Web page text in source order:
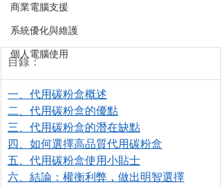
商業電腦支援
系統優化與維護
個人電腦使用
目錄：
一、代用碳粉盒概述
二、代用碳粉盒的優點
三、代用碳粉盒的潛在缺點
四、如何選擇高品質代用碳粉盒
五、代用碳粉盒使用小貼士
六、結論：權衡利弊，做出明智選擇